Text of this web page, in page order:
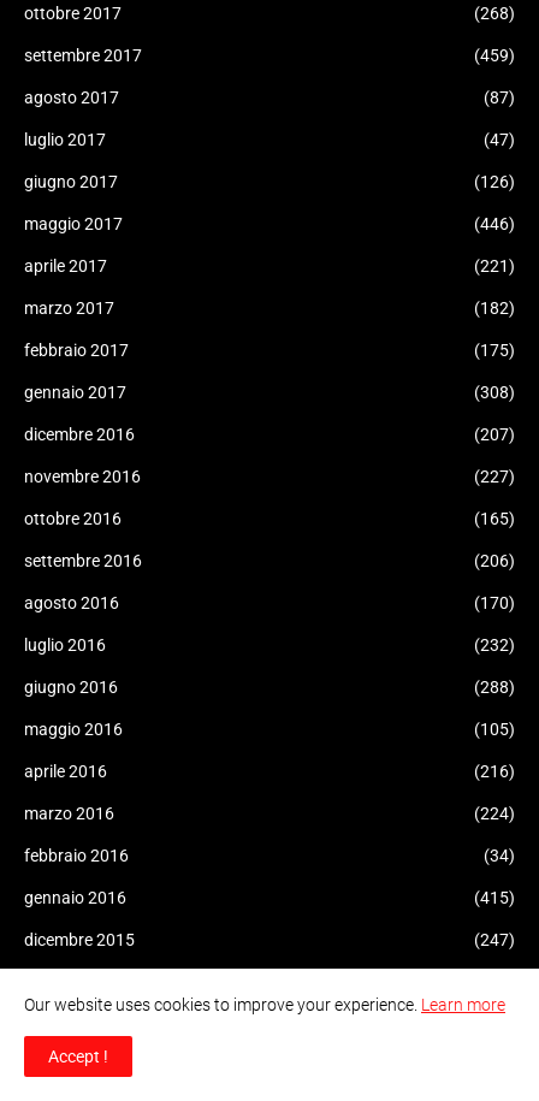
ottobre 2017 (268)
settembre 2017 (459)
agosto 2017 (87)
luglio 2017 (47)
giugno 2017 (126)
maggio 2017 (446)
aprile 2017 (221)
marzo 2017 (182)
febbraio 2017 (175)
gennaio 2017 (308)
dicembre 2016 (207)
novembre 2016 (227)
ottobre 2016 (165)
settembre 2016 (206)
agosto 2016 (170)
luglio 2016 (232)
giugno 2016 (288)
maggio 2016 (105)
aprile 2016 (216)
marzo 2016 (224)
febbraio 2016 (34)
gennaio 2016 (415)
dicembre 2015 (247)
settembre 2015
Our website uses cookies to improve your experience. Learn more
Accept !